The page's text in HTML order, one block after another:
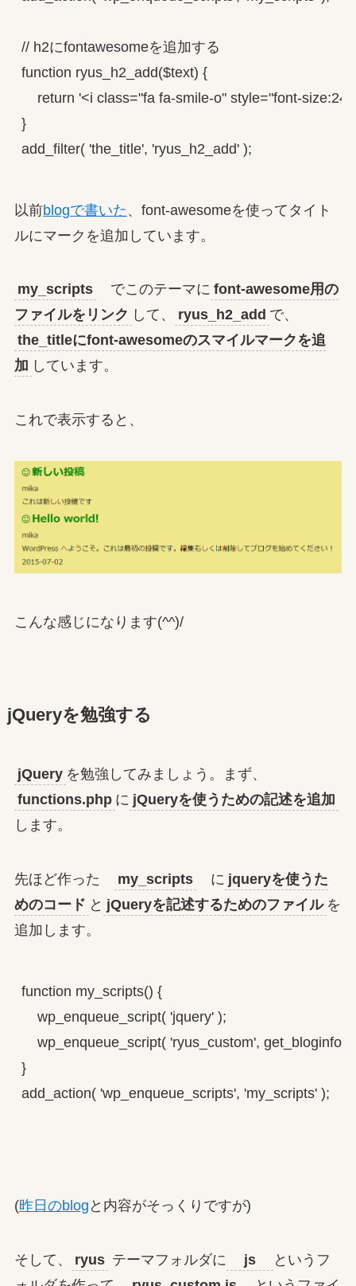
// h2にfontawesomeを追加する
function ryus_h2_add($text) {
return '<i class="fa fa-smile-o" style="font-
}
add_filter( 'the_title', 'ryus_h2_add' );
以前blogで書いた 、font-awesomeを使ってタイト
ルにマークを追加しています。
my_scripts でこのテーマに font-awesome用の
ファイルをリンク して、 ryus_h2_add で、
the_titleにfont-awesomeのスマイルマークを追
加 しています。
これで表示すると、
こんな感じになります(^^)/
jQueryを勉強する
jQuery を勉強してみましょう。まず、
functions.php に jQueryを使うための記述を追加
します。
先ほど作った my_scripts に jqueryを使うた
めのコード と jQueryを記述するためのファイル を
追加します。
function my_scripts() {
wp_enqueue_script( 'jquery' );
wp_enqueue_script( 'ryus_custom', get_bloginfo(
}
add_action( 'wp_enqueue_scripts', 'my_scripts' );
(昨日のblog と内容がそっくりですが)
そして、 ryus テーマフォルダに js
というフ